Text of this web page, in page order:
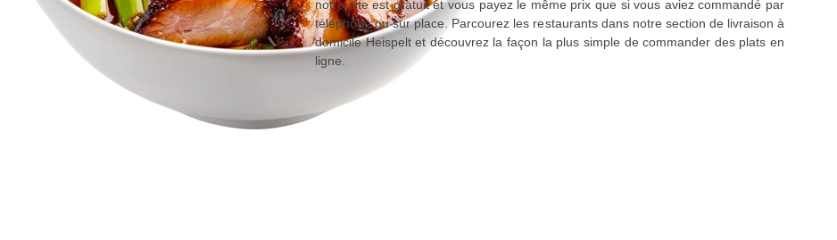
notre site est gratuit et vous payez le même prix que si vous aviez commandé par
téléphone ou sur place. Parcourez les restaurants dans notre section de livraison à
domicile Heispelt et découvrez la façon la plus simple de commander des plats en
ligne.